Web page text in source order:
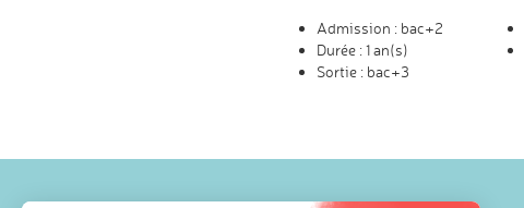
Admission : bac+2
Durée : 1 an(s)
Sortie : bac+3